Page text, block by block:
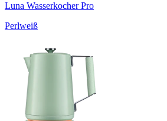
Luna Wasserkocher Pro
Perlweiß